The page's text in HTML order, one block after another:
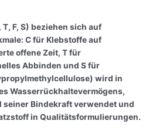
T, F, S) beziehen sich auf
C für Klebstoffe auf
offene Zeit, T für
Abbinden und S für
wird in
Wasserrückhaltevermögens,
Bindekraft verwendet und
in Qualitätsformulierungen.